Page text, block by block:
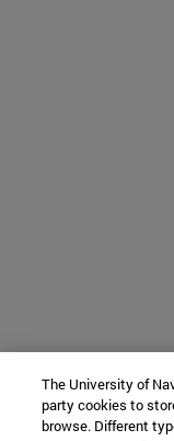
The University of
party cookies to
browse. Different